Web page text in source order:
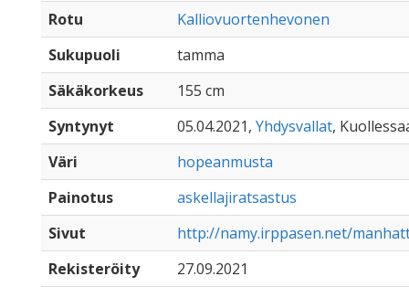
Rotu
Kalliovuortenhevonen
Sukupuoli
tamma
Säkäkorkeus
155 cm
Syntynyt
05.04.2021, Yhdysvallat,
Väri
hopeanmusta
Painotus
askellajiratsastus
Sivut
http://namy.irppasen.net/
Rekisteröity
27.09.2021